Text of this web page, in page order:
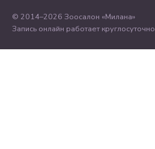
© 2014–2026 Зоосалон «Милана»
Запись онлайн работает круглосуточно